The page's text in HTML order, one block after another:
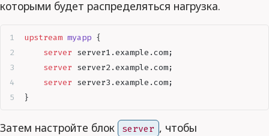
которыми будет распределяться нагрузка.
upstream myapp {
	server
server1.example.com;
	server
server2.example.com;
	server
server3.example.com;
}
Затем настройте блок server , чтобы